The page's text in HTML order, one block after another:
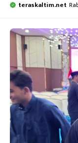
teraskaltim.net